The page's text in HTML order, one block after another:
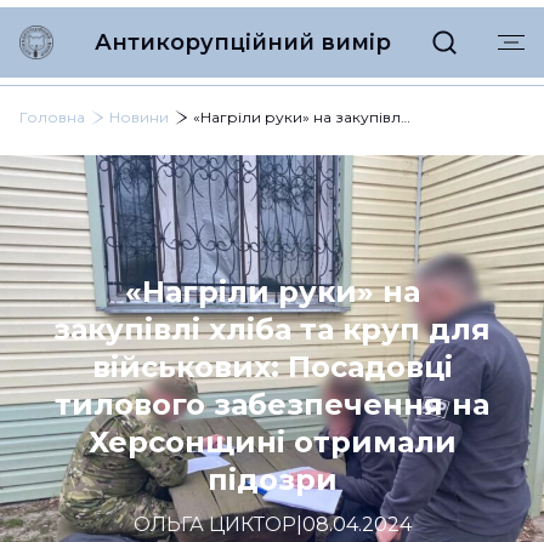
Антикорупційний вимір
Головна Новини «Нагріли руки» на закупівлі хліба та круп для військових: Посадовці тилового забезпечення на Херсонщині отримали підозри
«Нагріли руки» на
закупівлі хліба та круп для
військових: Посадовці
тилового забезпечення на
Херсонщині отримали
підозри
ОЛЬГА ЦИКТОР| 08.04.2024